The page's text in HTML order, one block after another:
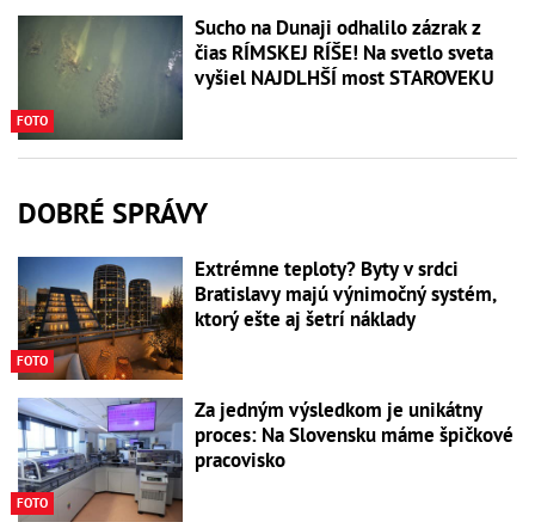
FOTO
Sucho na Dunaji odhalilo zázrak z
čias RÍMSKEJ RÍŠE! Na svetlo sveta
vyšiel NAJDLHŠÍ most STAROVEKU
DOBRÉ SPRÁVY
FOTO
Extrémne teploty? Byty v srdci
Bratislavy majú výnimočný systém,
ktorý ešte aj šetrí náklady
FOTO
Za jedným výsledkom je unikátny
proces: Na Slovensku máme špičkové
pracovisko